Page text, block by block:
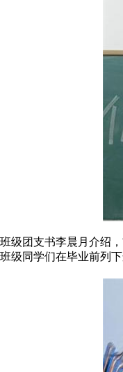
班级团支书李晨月介绍
班级同学们在毕业前列